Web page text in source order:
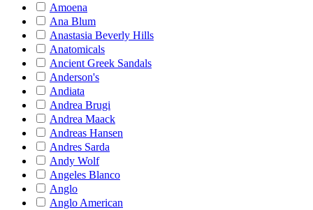
Amoena
Ana Blum
Anastasia Beverly Hills
Anatomicals
Ancient Greek Sandals
Anderson's
Andiata
Andrea Brugi
Andrea Maack
Andreas Hansen
Andres Sarda
Andy Wolf
Angeles Blanco
Anglo
Anglo American